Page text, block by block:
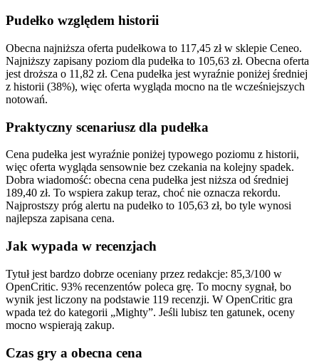
Pudełko względem historii
Obecna najniższa oferta pudełkowa to 117,45 zł w sklepie Ceneo.
Najniższy zapisany poziom dla pudełka to 105,63 zł. Obecna oferta
jest droższa o 11,82 zł. Cena pudełka jest wyraźnie poniżej średniej
z historii (38%), więc oferta wygląda mocno na tle wcześniejszych
notowań.
Praktyczny scenariusz dla pudełka
Cena pudełka jest wyraźnie poniżej typowego poziomu z historii,
więc oferta wygląda sensownie bez czekania na kolejny spadek.
Dobra wiadomość: obecna cena pudełka jest niższa od średniej
189,40 zł. To wspiera zakup teraz, choć nie oznacza rekordu.
Najprostszy próg alertu na pudełko to 105,63 zł, bo tyle wynosi
najlepsza zapisana cena.
Jak wypada w recenzjach
Tytuł jest bardzo dobrze oceniany przez redakcje: 85,3/100 w
OpenCritic. 93% recenzentów poleca grę. To mocny sygnał, bo
wynik jest liczony na podstawie 119 recenzji. W OpenCritic gra
wpada też do kategorii „Mighty”. Jeśli lubisz ten gatunek, oceny
mocno wspierają zakup.
Czas gry a obecna cena